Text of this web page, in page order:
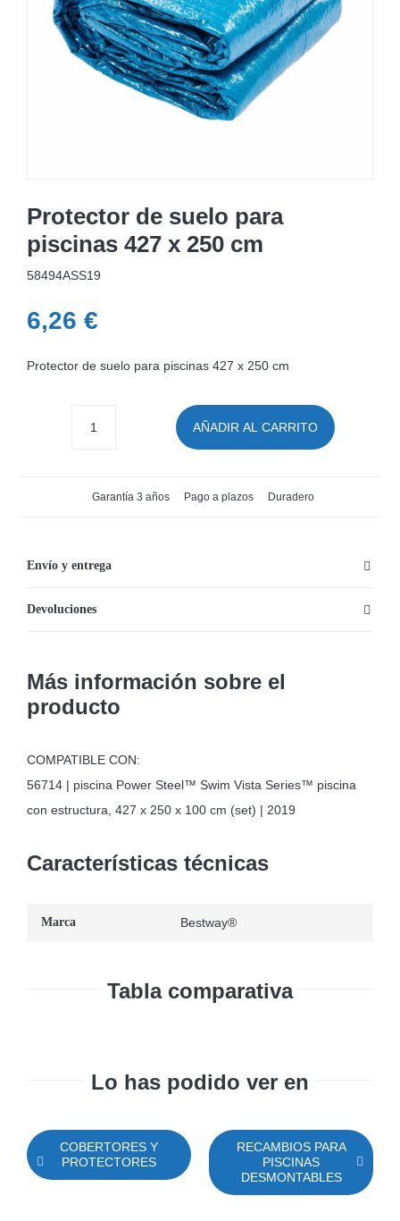
MOBILIARIO HINCHABLE
CAMPING
ACCESORIOS DE PISCINAS
Protector de suelo para
piscinas 427 x 250 cm
58494ASS19
6,26 €
Protector de suelo para piscinas 427 x 250 cm
427
250
AÑADIR AL CARRITO
Garantía 3 años Pago a plazos Duradero
Envío y entrega
Devoluciones
Más información sobre el
producto
COMPATIBLE CON:
56714 | piscina Power Steel™ Swim Vista Series™ piscina
con estructura, 427 x 250 x 100 cm (set) | 2019
Características técnicas
Marca Bestway®
Tabla comparativa
Lo has podido ver en
COBERTORES Y
PROTECTORES
RECAMBIOS PARA
PISCINAS
DESMONTABLES